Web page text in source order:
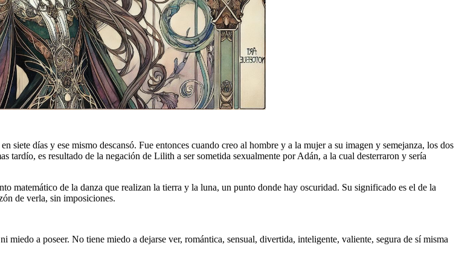
días y ese mismo descansó. Fue entonces cuando creo al hombre y a la mujer a su imagen y semejanza, los dos
es resultado de la negación de Lilith a ser sometida sexualmente por Adán, a la cual desterraron y sería
matemático de la danza que realizan la tierra y la luna, un punto donde hay oscuridad. Su significado es el de la
de verla, sin imposiciones.
miedo a poseer. No tiene miedo a dejarse ver, romántica, sensual, divertida, inteligente, valiente, segura de sí misma